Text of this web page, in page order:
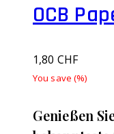
OCB
1,80 CHF
You save (%)
Genießen